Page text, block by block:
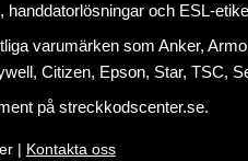
, handdatorlösningar och ESL-
varumärken som Anker,
Citizen, Epson, Star, TSC,
påstreckkodscenter.se.
| Kontakta oss